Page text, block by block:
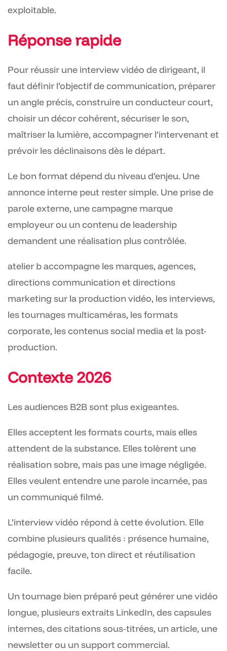
exploitable.
Réponse rapide
Pour réussir une interview vidéo de dirigeant, il
faut définir l’objectif de communication, préparer
un angle précis, construire un conducteur court,
choisir un décor cohérent, sécuriser le son,
maîtriser la lumière, accompagner l’intervenant et
prévoir les déclinaisons dès le départ.
Le bon format dépend du niveau d’enjeu. Une
annonce interne peut rester simple. Une prise de
parole externe, une campagne marque
employeur ou un contenu de leadership
demandent une réalisation plus contrôlée.
atelier b accompagne les marques, agences,
directions communication et directions
marketing sur la production vidéo, les interviews,
les tournages multicaméras, les formats
corporate, les contenus social media et la post-
production.
Contexte 2026
Les audiences B2B sont plus exigeantes.
Elles acceptent les formats courts, mais elles
attendent de la substance. Elles tolèrent une
réalisation sobre, mais pas une image négligée.
Elles veulent entendre une parole incarnée, pas
un communiqué filmé.
L’interview vidéo répond à cette évolution. Elle
combine plusieurs qualités : présence humaine,
pédagogie, preuve, ton direct et réutilisation
facile.
Un tournage bien préparé peut générer une vidéo
longue, plusieurs extraits LinkedIn, des capsules
internes, des citations sous-titrées, un article, une
newsletter ou un support commercial.